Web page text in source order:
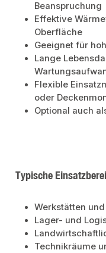
Beanspruchung
Effektive
Oberfläche
Geeignet für
Lange
Flexible
oder
Optional auch
Typische
Werkstätten
Lager- und
Technikräume